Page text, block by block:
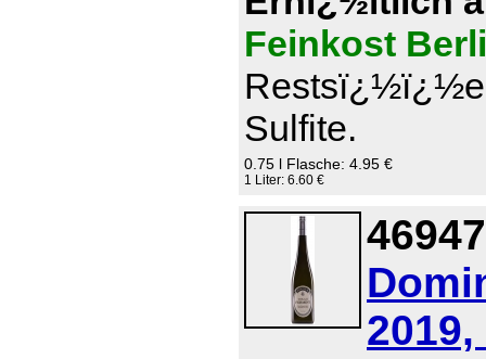
Feinkost
Sulfite.
0.75 l Flasche: 4.95 €
1 Liter: 6.60 €
2019,